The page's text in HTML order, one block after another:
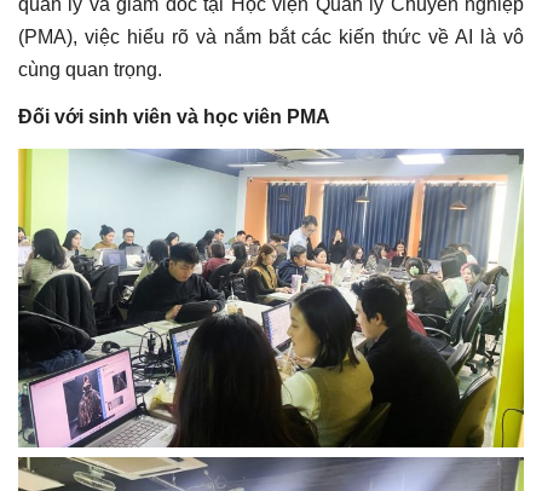
(PMA), việc hiểu rõ và nắm bắt các kiến thức về AI là vô
cùng quan trọng.
Đối với sinh viên và học viên PMA